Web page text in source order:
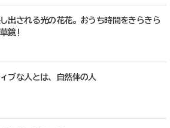
出される光の花花。おうち時間をきらきら
鏡!
ブな人とは、自然体の人